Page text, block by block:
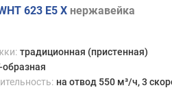
623 E5 X нержавейка
традиционная (пристенная)
образная
на отвод 550 м³/ч, 3